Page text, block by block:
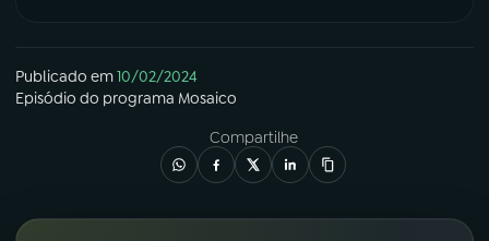
Publicado em10/02/2024
Episódio do programa Mosaico
Compartilhe